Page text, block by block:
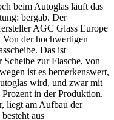
beim Autoglas läuft das
bergab. Der
AGC Glass Europe
der hochwertigen
Das ist
zur Flasche, von
ist es bemerkenswert,
wird, und zwar mit
in der Produktion.
liegt am Aufbau der
aus